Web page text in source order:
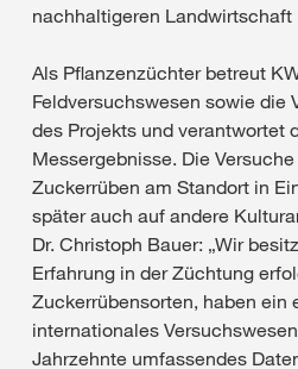
nachhaltigeren Landwirtschaft
Als Pflanzenzüchter betreut
Feldversuchswesen sowie die
des Projekts und verantwortet
Messergebnisse. Die
Zuckerrüben am Standort in
später auch auf andere
Dr. Christoph Bauer: „Wir
Erfahrung in der Züchtung
Zuckerrübensorten, haben ein
internationales
Jahrzehnte umfassendes